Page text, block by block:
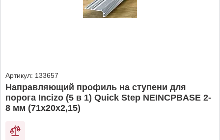
Артикул: 133657
Направляющий профиль на ступени для
порога Incizo (5 в 1) Quick Step NEINCPBASE 2-
8 мм (71х20х2,15)